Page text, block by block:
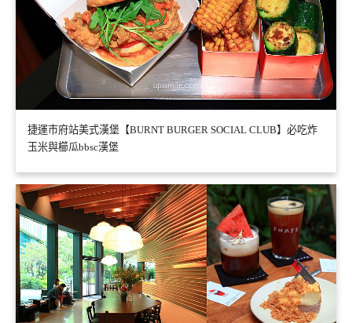
捷運市府站美式漢堡【BURNT BURGER SOCIAL CLUB】必吃炸
玉米與櫛瓜bbsc漢堡